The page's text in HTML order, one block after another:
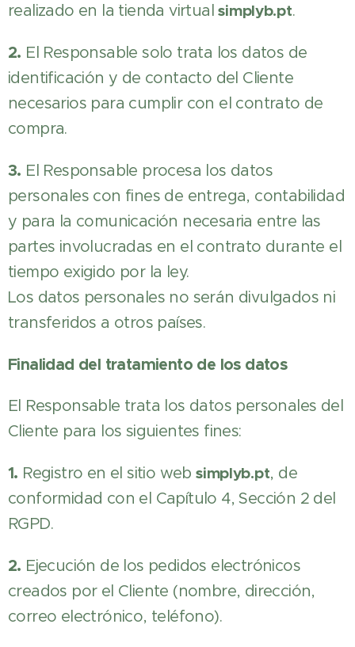
realizado en la tienda virtualsimplyb.pt.
2. El Responsable solo trata los datos de
identificación y de contacto del Cliente
necesarios para cumplir con el contrato de
compra.
3. El Responsable procesa los datos
personales con fines de entrega, contabilidad
y para la comunicación necesaria entre las
partes involucradas en el contrato durante el
tiempo exigido por la ley.
Los datos personales no serán divulgados ni
transferidos a otros países.
Finalidad del tratamiento de los datos
El Responsable trata los datos personales del
Cliente para los siguientes fines:
1. Registro en el sitio websimplyb.pt, de
conformidad con el Capítulo 4, Sección 2 del
RGPD.
2. Ejecución de los pedidos electrónicos
creados por el Cliente (nombre, dirección,
correo electrónico, teléfono).